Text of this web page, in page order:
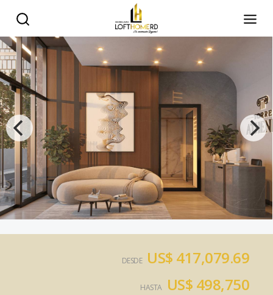
DESDE US$ 417,079.69
HASTA US$ 498,750